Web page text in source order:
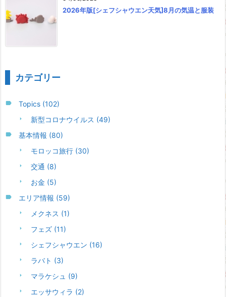
2026年版[シェフシャウエン天気]8月の気温と服装
カテゴリー
Topics (102)
新型コロナウイルス (49)
基本情報 (80)
モロッコ旅行 (30)
交通 (8)
お金 (5)
エリア情報 (59)
メクネス (1)
フェズ (11)
シェフシャウエン (16)
ラバト (3)
マラケシュ (9)
エッサウィラ (2)